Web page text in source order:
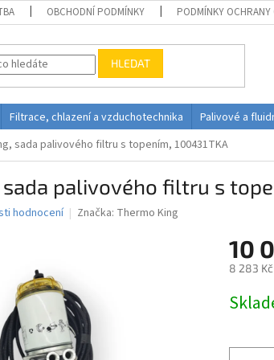
OBCHODNÍ PODMÍNKY PODMÍNKY OCHRANY
HLEDAT
Filtrace, chlazení a vzduchotechnika Palivové a
sada palivového filtru s topením, 100431TKA
palivového filtru s
hodnocení Značka: Thermo King
10
8 283
cena: